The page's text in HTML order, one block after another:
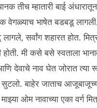
तीच म्हातारी बाई
भाषेत बडबडू
सर्वांग शहारत होत.
मी कसे बसे स्वताला
देवाचे नाव घेत जोरात त्या
सुटलो. बाहेर जाताच
ओम नावाच्या एका वर्ग